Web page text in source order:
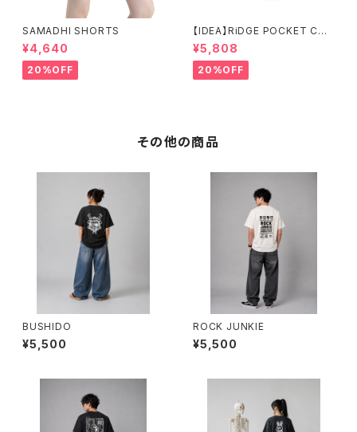
SAMADHI SHORTS
¥4,640
20%OFF
【IDEA】RiDGE POCKET CUS
TOM（ALL WHITE）
¥5,808
20%OFF
その他の商品
BUSHIDO
¥5,500
ROCK JUNKIE
¥5,500